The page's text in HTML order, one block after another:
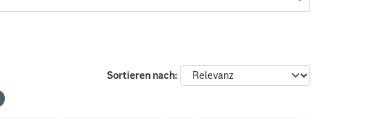
Sortieren nach